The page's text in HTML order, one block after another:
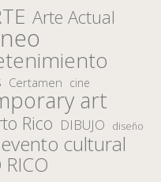
Arte Actual
Certamen cine
art
Rico DIBUJO diseño
evento cultural
RICO